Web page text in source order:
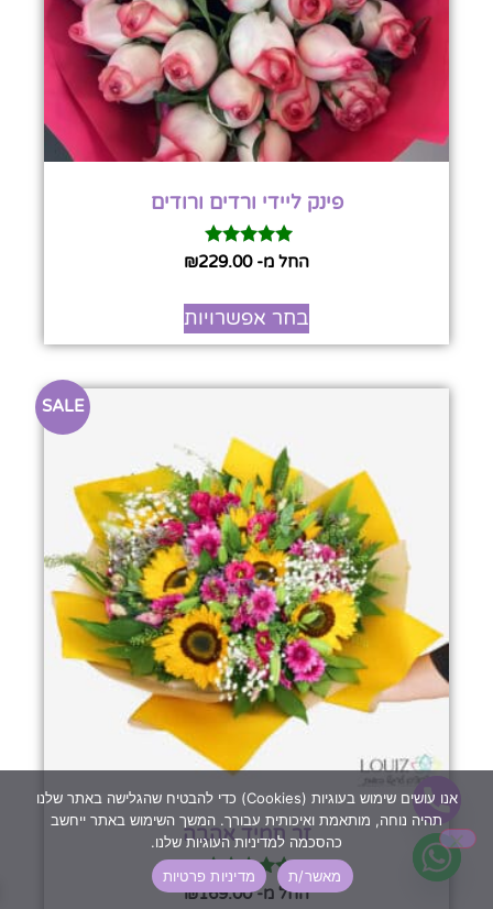
פינק ליידי ורדים ורודים
דורגהחל מ- ₪229.00
בחר אפשרויות
SALE
זר תמיד אהבה
דורגהחל מ- ₪169.00
אנו עושים שימוש בעוגיות (Cookies) כדי להבטיח שהגלישה באתר שלנו
תהיה נוחה, מותאמת ואיכותית עבורך. המשך השימוש באתר ייחשב
כהסכמה למדיניות העוגיות שלנו.
מאשר/ת
מדיניות פרטיות